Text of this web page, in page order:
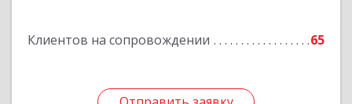
Клиентов на сопровождении 65